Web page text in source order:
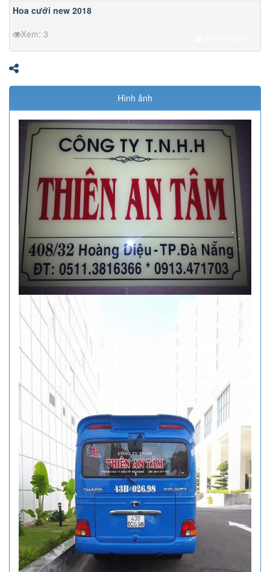
Hoa cưới new 2018
Xem: 3
Hình ảnh